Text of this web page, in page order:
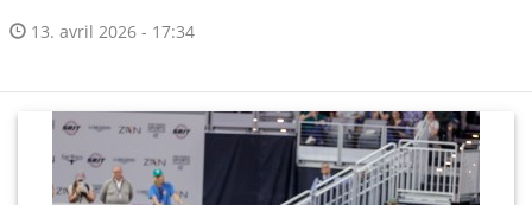
13. avril 2026 - 17:34